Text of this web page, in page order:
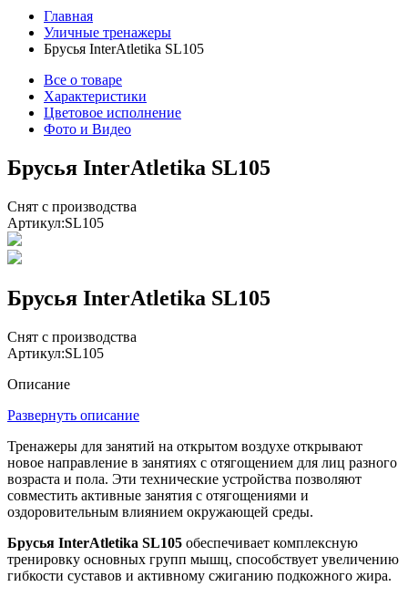
Главная
Уличные тренажеры
Брусья InterAtletika SL105
Все о товаре
Характеристики
Цветовое исполнение
Фото и Видео
Брусья InterAtletika SL105
Снят с производства
Артикул:SL105
Брусья InterAtletika SL105
Снят с производства
Артикул:SL105
Описание
Развернуть описание
Тренажеры для занятий на открытом воздухе открывают
новое направление в занятиях с отягощением для лиц разного
возраста и пола. Эти технические устройства позволяют
совместить активные занятия с отягощениями и
оздоровительным влиянием окружающей среды.
Брусья InterAtletika SL105 обеспечивает комплексную
тренировку основных групп мышц, способствует увеличению
гибкости суставов и активному сжиганию подкожного жира.